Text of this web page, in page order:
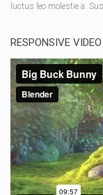
luctus leo molestie a.
RESPONSIVE VIDEO